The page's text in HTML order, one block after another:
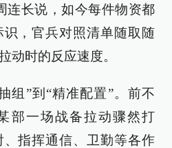
连长说，如今每件物资都
，官兵对照清单随取随
动时的反应速度。
组”到“精准配置”。前不
部一场战备拉动骤然打
指挥通信、卫勤等各作